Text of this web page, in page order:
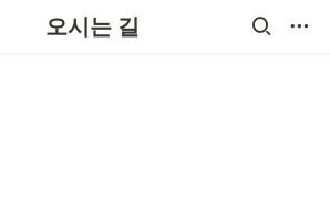
오시는 길